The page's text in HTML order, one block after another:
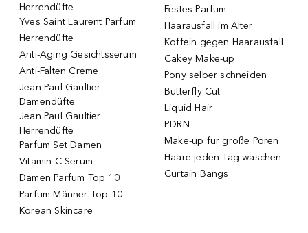
Herrendüfte
Yves Saint Laurent Parfum
Herrendüfte
Anti-Aging Gesichtsserum
Anti-Falten Creme
Jean Paul Gaultier
Damendüfte
Jean Paul Gaultier
Herrendüfte
Parfum Set Damen
Vitamin C Serum
Damen Parfum Top 10
Parfum Männer Top 10
Korean Skincare
Festes Parfum
Haarausfall im Alter
Koffein gegen Haarausfall
Cakey Make-up
Pony selber schneiden
Butterfly Cut
Liquid Hair
PDRN
Make-up für große Poren
Haare jeden Tag waschen
Curtain Bangs